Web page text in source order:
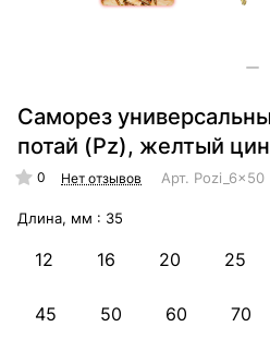
Саморез
потай (Pz), желтый
0 Нет отзывов Арт. Pozi_6x50
Длина, мм : 35
12 16 20 25
45 50 60 70